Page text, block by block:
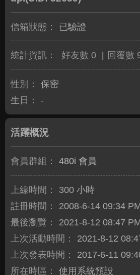
信箱狀態： 已驗證
統計資訊： 好友數 0 回覆數
性別：
保密
生日：
-
活躍概況
會員群組： 480i 會員
上線時間：
300 小時
註冊時間：
2008-6-14 09:34
最後瀏覽：
2021-8-12 08:47
上次活動時間：
2021-8-12
上次發表時間：
2017-6-11
所在時區：
使用系統預設